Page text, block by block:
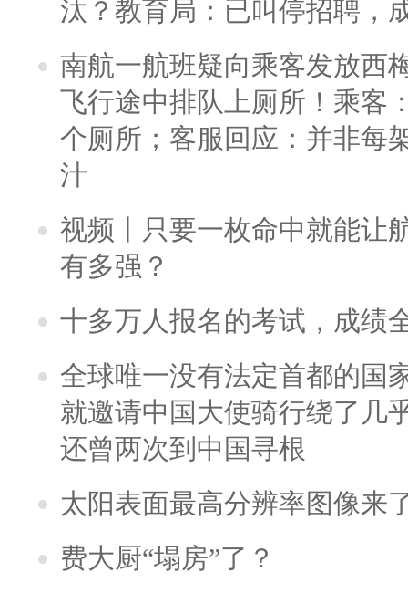
汰？教育局：已叫停招聘，
南航一航班疑向乘客发放西
飞行途中排队上厕所！乘客
个厕所；客服回应：并非每
汁
视频丨只要一枚命中就能让
有多强？
十多万人报名的考试，成绩
全球唯一没有法定首都的国
就邀请中国大使骑行绕了几
还曾两次到中国寻根
太阳表面最高分辨率图像来
费大厨“塌房”了？